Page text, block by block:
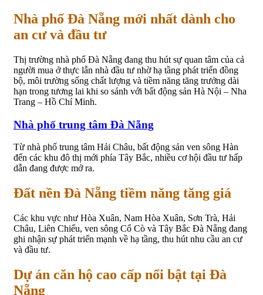
Nhà phố Đà Nẵng mới nhất dành cho
an cư và đầu tư
Thị trường nhà phố Đà Nẵng đang thu hút sự quan tâm của cả
người mua ở thực lẫn nhà đầu tư nhờ hạ tầng phát triển đồng
bộ, môi trường sống chất lượng và tiềm năng tăng trưởng dài
hạn trong tương lai khi so sánh với bất động sản Hà Nội – Nha
Trang – Hồ Chí Minh.
Nhà phố trung tâm Đà Nẵng
Từ nhà phố trung tâm Hải Châu, bất động sản ven sông Hàn
đến các khu đô thị mới phía Tây Bắc, nhiều cơ hội đầu tư hấp
dẫn đang được mở ra.
Đất nền Đà Nẵng tiềm năng tăng giá
Các khu vực như Hòa Xuân, Nam Hòa Xuân, Sơn Trà, Hải
Châu, Liên Chiểu, ven sông Cổ Cò và Tây Bắc Đà Nẵng đang
ghi nhận sự phát triển mạnh về hạ tầng, thu hút nhu cầu an cư
và đầu tư.
Dự án căn hộ cao cấp nổi bật tại Đà
Nẵng